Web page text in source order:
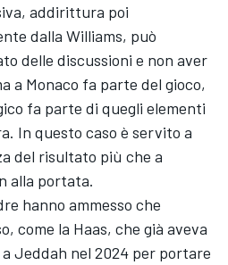
addirittura poi
dalla Williams, può
delle discussioni e non aver
a Monaco fa parte del gioco,
fa parte di quegli elementi
In questo caso è servito a
del risultato più che a
alla portata.
hanno ammesso che
come la Haas, che già aveva
Jeddah nel 2024 per portare